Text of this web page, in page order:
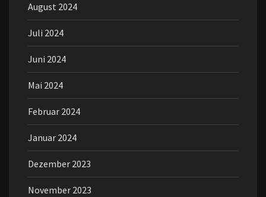
August 2024
Juli 2024
Juni 2024
Mai 2024
Februar 2024
Januar 2024
Dezember 2023
November 2023